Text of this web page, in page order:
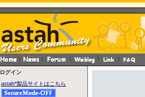
ログイン
astah*製品サイトはこちら